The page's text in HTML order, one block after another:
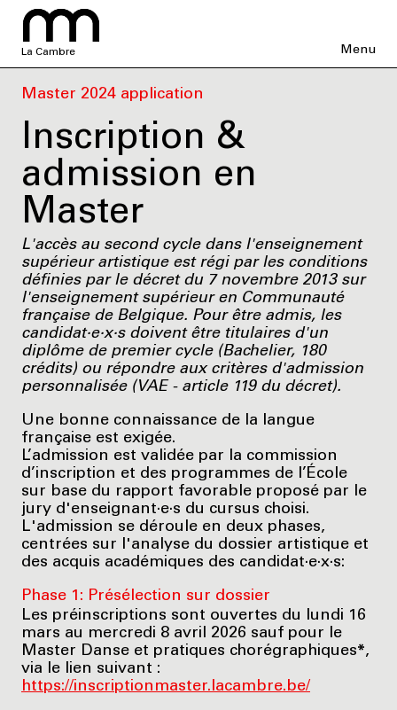
La Cambre Menu
Master 2024 application
Inscription &
admission en
Master
L'accès au second cycle dans l'enseignement
supérieur artistique est régi par les conditions
définies par le décret du 7 novembre 2013 sur
l'enseignement supérieur en Communauté
française de Belgique. Pour être admis, les
candidat·e·x·s doivent être titulaires d'un
diplôme de premier cycle (Bachelier, 180
crédits) ou répondre aux critères d'admission
personnalisée (VAE - article 119 du décret).
Une bonne connaissance de la langue
française est exigée.
L’admission est validée par la commission
d’inscription et des programmes de l’École
sur base du rapport favorable proposé par le
jury d'enseignant·e·s du cursus choisi.
L'admission se déroule en deux phases,
centrées sur l'analyse du dossier artistique et
des acquis académiques des candidat·e·x·s:
Phase 1: Présélection sur dossier
Les préinscriptions sont ouvertes du lundi 16
mars au mercredi 8 avril 2026 sauf pour le
Master Danse et pratiques chorégraphiques*,
via le lien suivant :
https://inscriptionmaster.lacambre.be/